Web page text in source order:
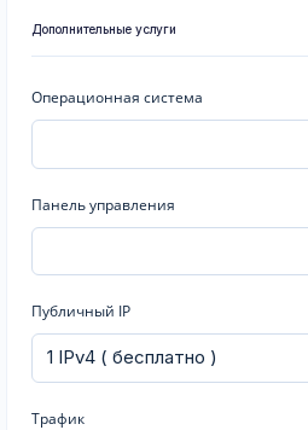
Дополнительные услуги
Операционная система
Панель управления
Публичный IP
Трафик